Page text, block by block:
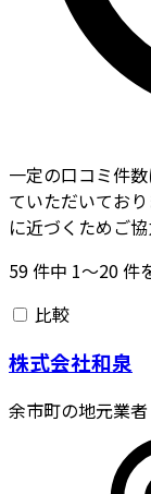
一定の口コミ件
ていただいてお
に近づくためご協
59件中 1〜20件
比較
株式会社和泉
余市町の地元業者